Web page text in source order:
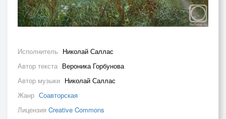
Исполнитель Николай Саллас
Автор текста Вероника Горбунова
Автор музыки Николай Саллас
Жанр Соавторская
Лицензия Creative Commons